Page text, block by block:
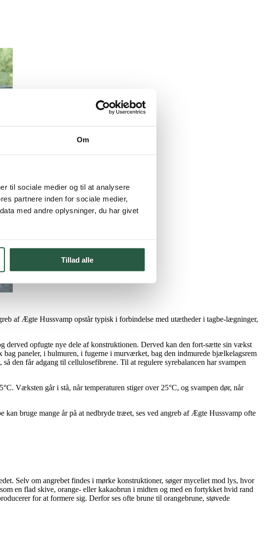
Om
til sociale medier og til at analysere
partnere inden for sociale medier,
med andre oplysninger, du har givet
Tillad alle
af Ægte Hussvamp opstår typisk i forbindelse med utætheder i tagbe-lægninger,
derved opfugte nye dele af konstruktionen. Derved kan den fort-sætte sin vækst
paneler, i hulmuren, i fugerne i murværket, bag den indmurede bjælkelagsrem
den får adgang til cellulosefibrene. Til at regulere syrebalancen har svampen
Væksten går i stå, når temperaturen stiger over 25°C, og svampen dør, når
bruge mange år på at nedbryde træet, ses ved angreb af Ægte Hussvamp ofte
Selv om angrebet findes i mørke konstruktioner, søger myceliet mod lys, hvor
en flad skive, orange- eller kakaobrun i midten og med en fortykket hvid rand
for at formere sig. Derfor ses ofte brune til orangebrune, støvede